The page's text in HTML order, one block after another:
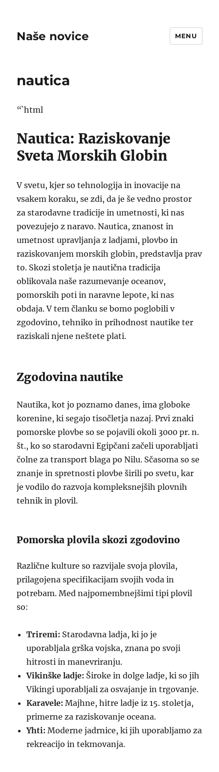
Naše novice MENU
nautica
“`html
Nautica: Raziskovanje
Sveta Morskih Globin
V svetu, kjer so tehnologija in inovacije na
vsakem koraku, se zdi, da je še vedno prostor
za starodavne tradicije in umetnosti, ki nas
povezujejo z naravo. Nautica, znanost in
umetnost upravljanja z ladjami, plovbo in
raziskovanjem morskih globin, predstavlja prav
to. Skozi stoletja je nautična tradicija
oblikovala naše razumevanje oceanov,
pomorskih poti in naravne lepote, ki nas
obdaja. V tem članku se bomo poglobili v
zgodovino, tehniko in prihodnost nautike ter
raziskali njene neštete plati.
Zgodovina nautike
Nautika, kot jo poznamo danes, ima globoke
korenine, ki segajo tisočletja nazaj. Prvi znaki
pomorske plovbe so se pojavili okoli 3000 pr. n.
št., ko so starodavni Egipčani začeli uporabljati
čolne za transport blaga po Nilu. Sčasoma so se
znanje in spretnosti plovbe širili po svetu, kar
je vodilo do razvoja kompleksnejših plovnih
tehnik in plovil.
Pomorska plovila skozi zgodovino
Različne kulture so razvijale svoja plovila,
prilagojena specifikacijam svojih voda in
potrebam. Med najpomembnejšimi tipi plovil
so:
Triremi: Starodavna ladja, ki jo je
uporabljala grška vojska, znana po svoji
hitrosti in manevriranju.
Vikinške ladje: Široke in dolge ladje, ki so jih
Vikingi uporabljali za osvajanje in trgovanje.
Karavele: Majhne, hitre ladje iz 15. stoletja,
primerne za raziskovanje oceana.
Yhti: Moderne jadrnice, ki jih uporabljamo za
rekreacijo in tekmovanja.